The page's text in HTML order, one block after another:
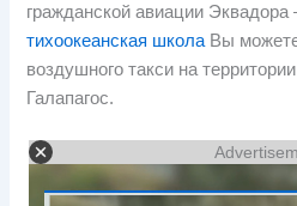
гражданской авиации
тихоокеанская школа Вы
воздушного такси на
Галапагос.